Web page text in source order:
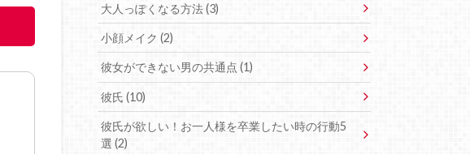
大人っぽくなる方法 (3)
小顔メイク (2)
彼女ができない男の共通点 (1)
彼氏 (10)
彼氏が欲しい！お一人様を卒業したい時の行動5
選 (2)